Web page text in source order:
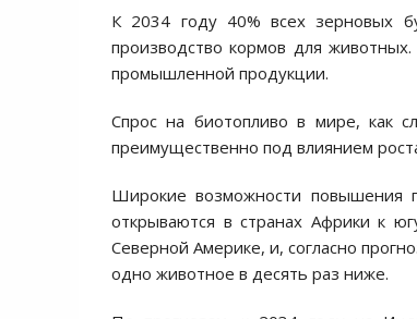
К 2034 году 40% всех зерновых
производство кормов для
промышленной продукции.
Спрос на биотопливо в мире, как
преимущественно под влиянием
Широкие возможности повышения
открываются в странах Африки к
Северной Америке, и, согласно
одно животное в десять раз ниже.